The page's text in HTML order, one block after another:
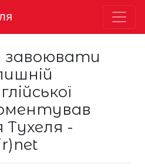
завоювати
Тухеля -